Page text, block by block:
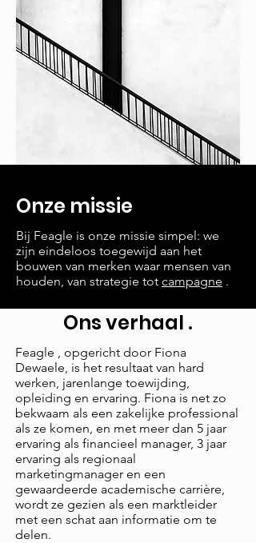
Onze missie
Bij Feagle is onze missie simpel: we
zijn eindeloos toegewijd aan het
bouwen van merken waar mensen van
houden, van strategie tot campagne .
Ons verhaal .
Feagle , opgericht door Fiona
Dewaele, is het resultaat van hard
werken, jarenlange toewijding,
opleiding en ervaring. Fiona is net zo
bekwaam als een zakelijke professional
als ze komen, en met meer dan 5 jaar
ervaring als financieel manager, 3 jaar
ervaring als regionaal
marketingmanager en een
gewaardeerde academische carrière,
wordt ze gezien als een marktleider
met een schat aan informatie om te
delen.